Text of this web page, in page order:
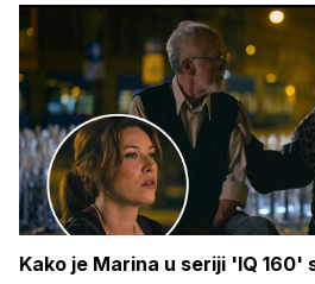
Kako je Marina u seriji 'IQ 160'